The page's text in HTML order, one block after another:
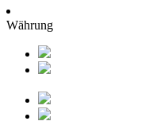
Währung